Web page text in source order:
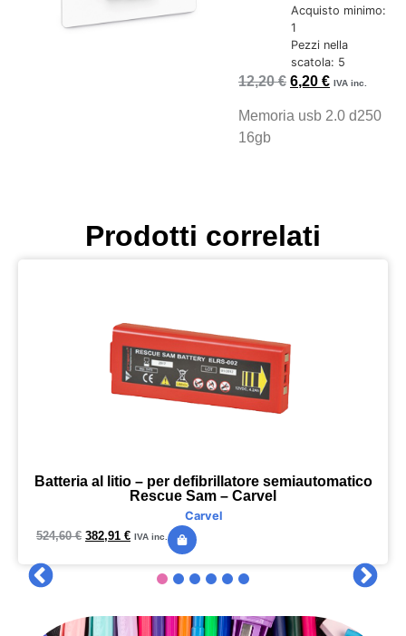
Acquisto minimo:
1
Pezzi nella
scatola: 5
12,20€ 6,20€ IVA inc.
Memoria usb 2.0 d250
16gb
Prodotti correlati
Batteria al litio – per defibrillatore semiautomatico
Rescue Sam – Carvel
Carvel
524,60€ 382,91 € IVA inc.